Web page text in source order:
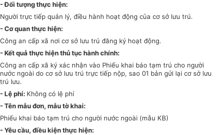
- Đối tượng thực hiện:
Người trực tiếp quản lý, điều hành hoạt động của cơ sở lưu trú.
- Cơ quan thực hiện:
Công an cấp xã nơi cơ sở lưu trú đăng ký hoạt động.
- Kết quả thực hiện thủ tục hành chính:
Công an cấp xã ký xác nhận vào Phiếu khai báo tạm trú cho người
nước ngoài do cơ sở lưu trú trực tiếp nộp, sao 01 bản gửi lại cơ sở lưu
trú lưu.
- Lệ phí: Không có lệ phí
- Tên mẫu đơn, mẫu tờ khai:
Phiếu khai báo tạm trú cho người nước ngoài (mẫu KB)
- Yêu cầu, điều kiện thực hiện: